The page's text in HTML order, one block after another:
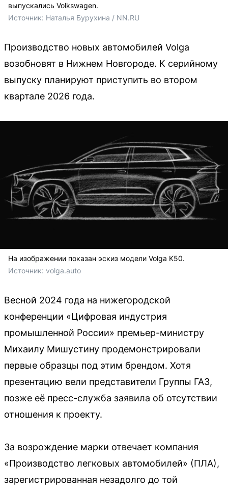
выпускались Volkswagen.
Источник: Наталья Бурухина / NN.RU
Производство новых автомобилей Volga
возобновят в Нижнем Новгороде. К серийному
выпуску планируют приступить во втором
квартале 2026 года.
На изображении показан эскиз модели Volga K50.
Источник: volga.auto
Весной 2024 года на нижегородской
конференции «Цифровая индустрия
промышленной России» премьер-министру
Михаилу Мишустину продемонстрировали
первые образцы под этим брендом. Хотя
презентацию вели представители Группы ГАЗ,
позже её пресс-служба заявила об отсутствии
отношения к проекту.
За возрождение марки отвечает компания
«Производство легковых автомобилей» (ПЛА),
зарегистрированная незадолго до той